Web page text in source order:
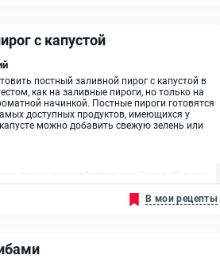
с капустой
постный заливной пирог с капустой в
как на заливные пироги, но только на
начинкой. Постные пироги готовятся
доступных продуктов, имеющихся у
можно добавить свежую зелень или
сухи быстродействующие, Сахар, Капуста
В мои рецепты